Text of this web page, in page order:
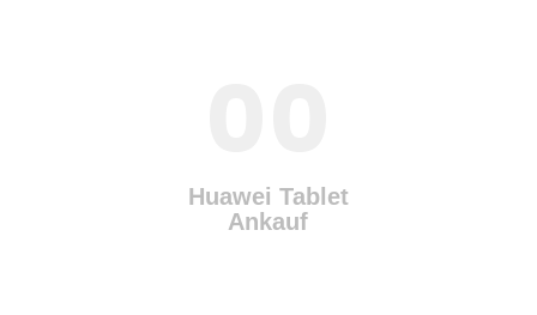
Huawei Tablet
Ankauf